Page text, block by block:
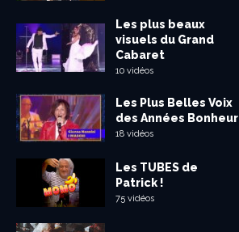
Les plus beaux
visuels du Grand
Cabaret
10 vidéos
Les Plus Belles Voix
des Années Bonheur
18 vidéos
Les TUBES de
Patrick !
75 vidéos